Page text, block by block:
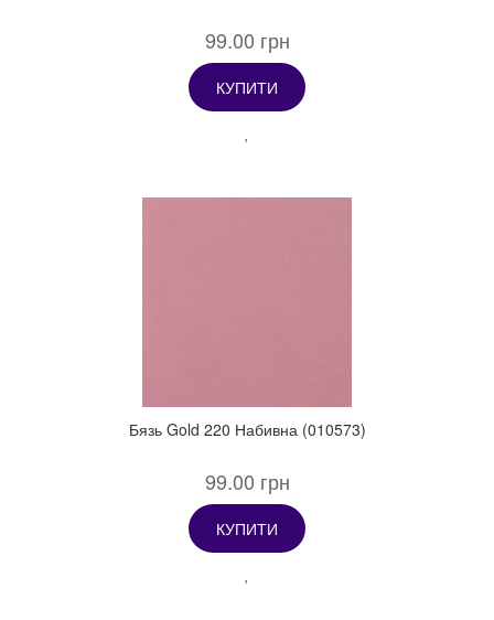
99.00 грн
КУПИТИ
Бязь Gold 220 Набивна (010573)
99.00 грн
КУПИТИ